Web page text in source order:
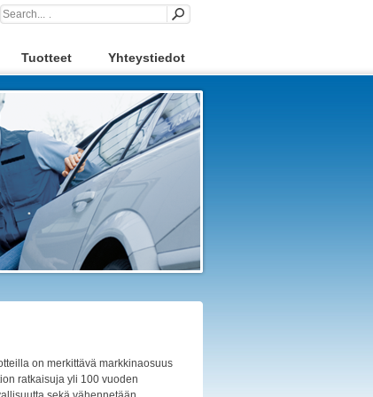
Tuotteet Yhteystiedot
on merkittävä markkinaosuus
ratkaisuja yli 100 vuoden